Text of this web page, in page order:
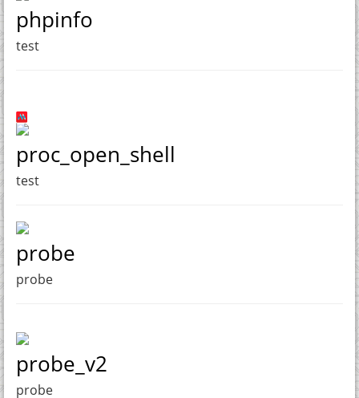
phpinfo
test
proc_open_shell
test
probe
probe
probe_v2
probe